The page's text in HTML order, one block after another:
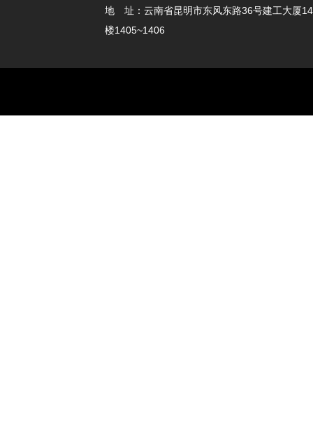
地 址：云南省昆明市东风东路36号建工大厦14
楼1405~1406